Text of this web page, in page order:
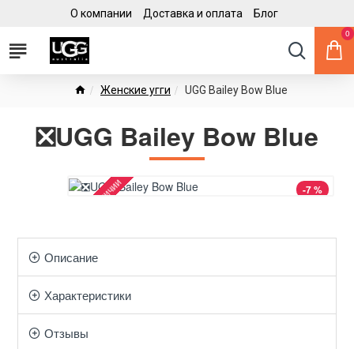
О компании Доставка и оплата Блог
0
Женские угги UGG Bailey Bow Blue
❎UGG Bailey Bow Blue
-7 %
Нет в наличии
Описание
Характеристики
Отзывы